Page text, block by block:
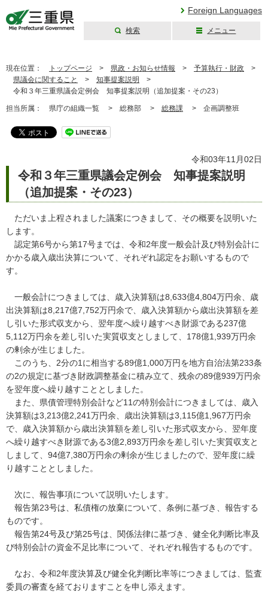
Foreign Languages
検索 メニュー
現在位置： トップページ > 県政・お知らせ情報 > 予算執行・財政 >
県議会に関すること
> 知事提案説明
>
令和３年三重県議会定例会 知事提案説明（追加提案・その23）
担当所属： 県庁の組織一覧 > 総務部 > 総務課 > 企画調整班
令和03年11月02日
令和３年三重県議会定例会 知事提案説明
（追加提案・その23）
ただいま上程されました議案につきまして、その概要を説明いた
します。
認定第6号から第17号までは、令和2年度一般会計及び特別会計に
かかる歳入歳出決算について、それぞれ認定をお願いするもので
す。
一般会計につきましては、歳入決算額は8,633億4,804万円余、歳
出決算額は8,217億7,752万円余で、歳入決算額から歳出決算額を差
し引いた形式収支から、翌年度へ繰り越すべき財源である237億
5,112万円余を差し引いた実質収支としまして、178億1,939万円余
の剰余が生じました。
このうち、2分の1に相当する89億1,000万円を地方自治法第233条
の2の規定に基づき財政調整基金に積み立て、残余の89億939万円余
を翌年度へ繰り越すこととしました。
また、県債管理特別会計など11の特別会計につきましては、歳入
決算額は3,213億2,241万円余、歳出決算額は3,115億1,967万円余
で、歳入決算額から歳出決算額を差し引いた形式収支から、翌年度
へ繰り越すべき財源である3億2,893万円余を差し引いた実質収支と
しまして、94億7,380万円余の剰余が生じましたので、翌年度に繰
り越すこととしました。
次に、報告事項について説明いたします。
報告第23号は、私債権の放棄について、条例に基づき、報告する
ものです。
報告第24号及び第25号は、関係法律に基づき、健全化判断比率及
び特別会計の資金不足比率について、それぞれ報告するものです。
なお、令和2年度決算及び健全化判断比率等につきましては、監査
委員の審査を経ておりますことを申し添えます。